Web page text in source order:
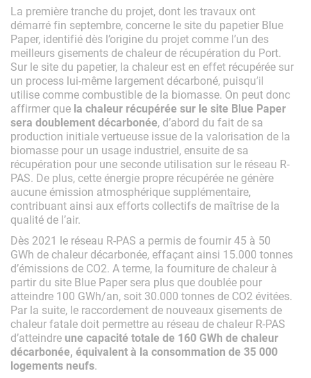
La première tranche du projet, dont les travaux ont
démarré fin septembre, concerne le site du papetier Blue
Paper, identifié dès l’origine du projet comme l’un des
meilleurs gisements de chaleur de récupération du Port.
Sur le site du papetier, la chaleur est en effet récupérée sur
un process lui-même largement décarboné, puisqu’il
utilise comme combustible de la biomasse. On peut donc
affirmer que la chaleur récupérée sur le site Blue Paper
sera doublement décarbonée, d’abord du fait de sa
production initiale vertueuse issue de la valorisation de la
biomasse pour un usage industriel, ensuite de sa
récupération pour une seconde utilisation sur le réseau R-
PAS. De plus, cette énergie propre récupérée ne génère
aucune émission atmosphérique supplémentaire,
contribuant ainsi aux efforts collectifs de maîtrise de la
qualité de l’air.
Dès 2021 le réseau R-PAS a permis de fournir 45 à 50
GWh de chaleur décarbonée, effaçant ainsi 15.000 tonnes
d’émissions de CO2. A terme, la fourniture de chaleur à
partir du site Blue Paper sera plus que doublée pour
atteindre 100 GWh/an, soit 30.000 tonnes de CO2 évitées.
Par la suite, le raccordement de nouveaux gisements de
chaleur fatale doit permettre au réseau de chaleur R-PAS
d’atteindre une capacité totale de 160 GWh de chaleur
décarbonée, équivalent à la consommation de 35 000
logements neufs.